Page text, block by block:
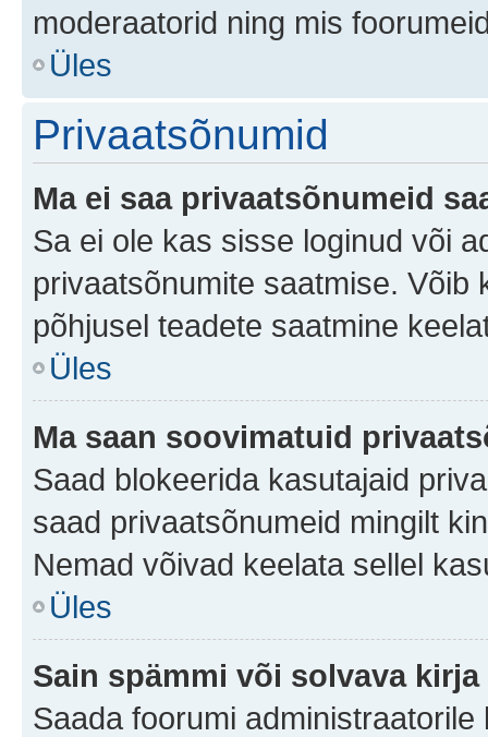
moderaatorid ning mis
Üles
Privaatsõnumid
Ma ei saa privaatsõnumeid
Sa ei ole kas sisse loginud või
privaatsõnumite saatmise. Võib
põhjusel teadete saatmine
Üles
Ma saan soovimatuid
Saad blokeerida kasutajaid
saad privaatsõnumeid mingilt
Nemad võivad keelata sellel
Üles
Sain spämmi või solvava
Saada foorumi